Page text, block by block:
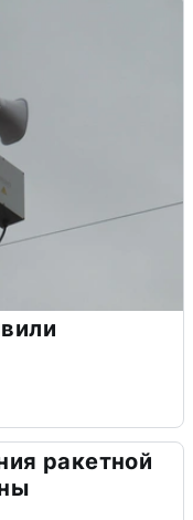
ракетной